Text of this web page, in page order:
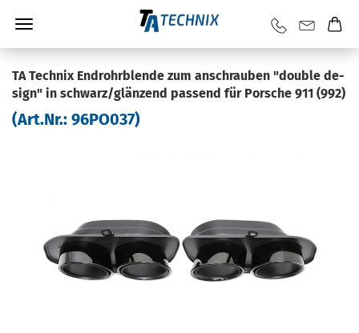
TA Tech­nix End­rohr­blen­de zum an­schrau­ben "dou­ble de­
sign" in schwarz/glän­zend pas­send für Por­sche 911 (992)
(Art.Nr.: 96PO037)